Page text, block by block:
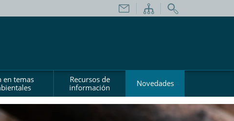
en temas
Recursos de
información
Novedades